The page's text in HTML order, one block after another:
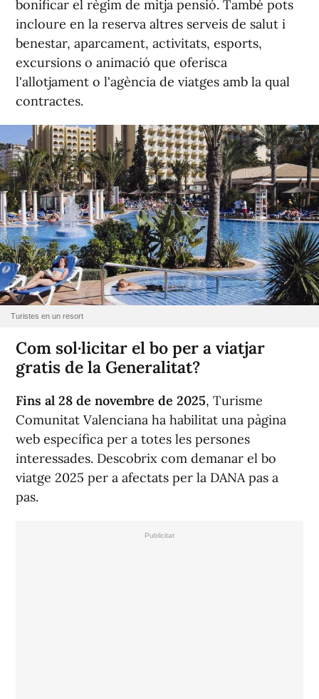
bonificar el règim de mitja pensió. També pots
incloure en la reserva altres serveis de salut i
benestar, aparcament, activitats, esports,
excursions o animació que oferisca
l'allotjament o l'agència de viatges amb la qual
contractes.
Turistes en un resort
Com sol·licitar el bo per a viatjar
gratis de la Generalitat?
Fins al 28 de novembre de 2025, Turisme
Comunitat Valenciana ha habilitat una pàgina
web específica per a totes les persones
interessades. Descobrix com demanar el bo
viatge 2025 per a afectats per la DANA pas a
pas.